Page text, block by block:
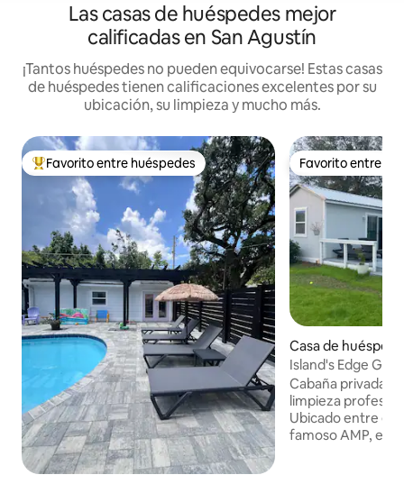
Las casas de huéspedes mejor
calificadas en San Agustín
¡Tantos huéspedes no pueden equivocarse! Estas casas
de huéspedes tienen calificaciones excelentes por su
ubicación, su limpieza y mucho más.
De los mejores en Favorito entre huéspedes
Favorito entre huéspedes Favorito entre
Favorito entre
Casa de
ugustine
Island's Edge
Anastasia.
Cabaña privada
limpieza
Ubicado entre el
famoso AMP,